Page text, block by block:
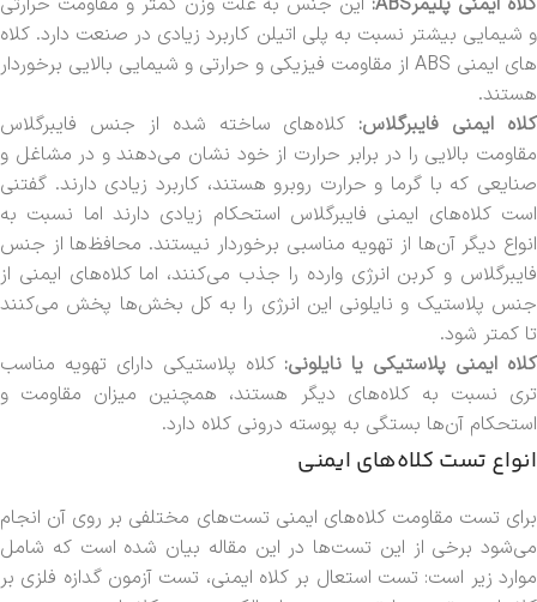
و شیمایی بیشتر نسبت به پلی اتیلن کاربرد زیادی در صنعت دارد. کلاه
های ایمنی ABS از مقاومت فیزیکی و حرارتی و شیمایی بالایی برخوردار
هستند.
کلاه ایمنی فایبرگلاس: کلاه‌های ساخته شده از جنس فایبرگلاس
مقاومت بالایی را در برابر حرارت از خود نشان می‌دهند و در مشاغل و
صنایعی که با گرما و حرارت روبرو هستند، کاربرد زیادی دارند. گفتنی
است کلاه‌های ایمنی فایبرگلاس استحکام زیادی دارند اما نسبت به
انواع دیگر آن‌ها از تهویه مناسبی برخوردار نیستند. محافظ‌ها از جنس
فایبرگلاس و کربن انرژی وارده را جذب می‌کنند، اما کلاه‌های ایمنی از
جنس پلاستیک و نایلونی این انرژی را به کل بخش‌ها پخش می‌کنند
تا کمتر شود.
کلاه ایمنی پلاستیکی یا نایلونی:کلاه پلاستیکی دارای تهویه مناسب
تری نسبت به کلاه‌های دیگر هستند، همچنین میزان مقاومت و
استحکام آن‌ها بستگی به پوسته درونی کلاه دارد.
انواع تست‌ کلاه‌های ایمنی
برای تست مقاومت کلاه‌های ایمنی تست‌های مختلفی بر روی آن انجام
می‌شود برخی از این تست‌ها در این مقاله بیان شده است که شامل
موارد زیر است: تست استعال بر کلاه ایمنی، تست آزمون گدازه فلزی بر